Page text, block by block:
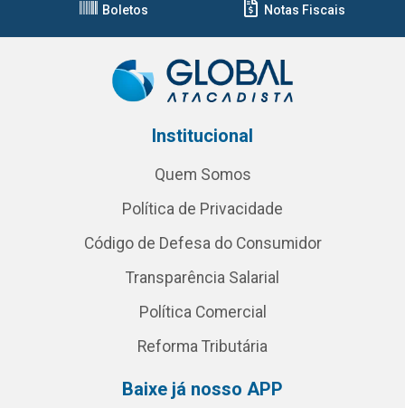
Boletos Notas Fiscais
Institucional
Quem Somos
Política de Privacidade
Código de Defesa do Consumidor
Transparência Salarial
Política Comercial
Reforma Tributária
Baixe já nosso APP